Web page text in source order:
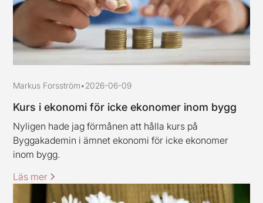
Markus Forsström•2026-06-09
Kurs i ekonomi för icke ekonomer inom bygg
Nyligen hade jag förmånen att hålla kurs på
Byggakademin i ämnet ekonomi för icke ekonomer
inom bygg.
Läs mer